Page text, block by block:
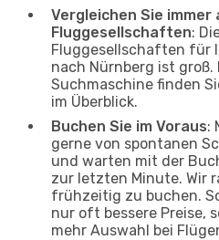
Vergleichen Sie immer
Fluggesellschaften:
Fluggesellschaften für
nach Nürnberg ist groß.
Suchmaschine finden
im Überblick.
Buchen Sie im Voraus:
gerne von spontanen
und warten mit der
zur letzten Minute. Wir
frühzeitig zu buchen.
nur oft bessere Preise,
mehr Auswahl bei